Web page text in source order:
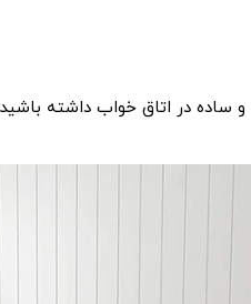
ساده در اتاق خواب داشته